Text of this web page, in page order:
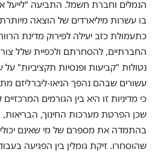
הנמלים וחברת חשמל. התביעה "לייעל
בו עשרות מיליארדים של הוצאה
כתעמולת כזב יעילה לפירוק מדינת
החברתיים, להסחרתם ולכפיית שלל
נטולות "קביעות ופנסיות תקציביות"
עשורים שבהם נהפך הניאו-ליברליזם
כי מדיניות זו היא בין הגורמים
שכן הפרטת מערכות החינוך, הבריאות,
בהתמדה את מספרם של מי שאינם
שהוסחרו. זיקת גומלין בין הפגיעה